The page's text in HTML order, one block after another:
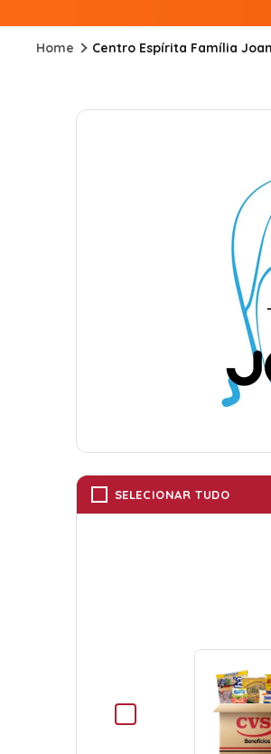
Home Centro Espírita Família
SELECIONAR TUDO